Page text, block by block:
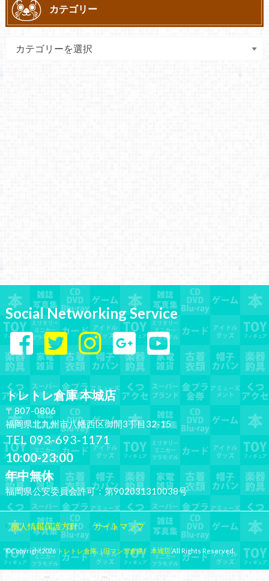
カテゴリー
Social Networking Service
トレトレ倉庫 本城店
〒807-0806
福岡県北九州市八幡西区御開3丁目32-15
TEL 093-693-1171
10:00-23:00
年中無休
福岡県公安委員会許可：第902031310038号
個人情報保護方針 サイトマップ
©Copyright2026トレトレ倉庫（旧マンガ倉庫） 本城店.All Rights Reserved.